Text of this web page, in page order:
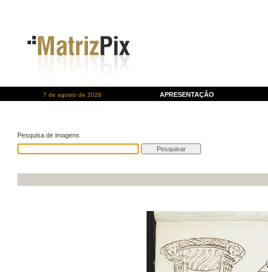
7 de agosto de 2026 APRESENTAÇÃO
Pesquisa de imagens